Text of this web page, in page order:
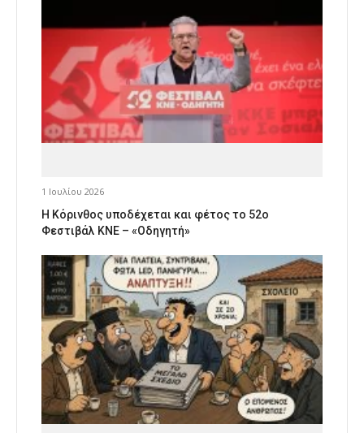
1 Ιουλίου 2026
Η Κόρινθος υποδέχεται και φέτος το 52ο
Φεστιβάλ ΚΝΕ – «Οδηγητή»